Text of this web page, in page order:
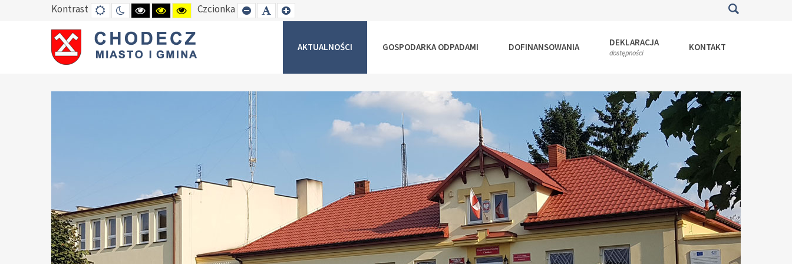
Kontrast DEFAULT
MODE
TRYB
NOCNY
HIGH
CONTRAST
BLACK
WHITE
MODE
HIGH
CONTRAST
BLACK
YELLOW
MODE
HIGH
CONTRAST
YELLOW
BLACK
MODE
Czcionka SET
SMALLER
SET
DEFAULT
SET
LARGER
AKTUALNOŚCI GOSPODARKA ODPADAMI DOFINANSOWANIA DEKLARACJA
dostępności KONTAKT